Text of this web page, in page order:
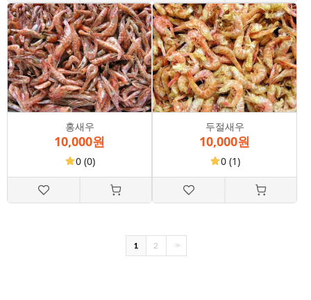
홍새우
10,000원
0 (0)
두절새우
10,000원
0 (1)
1 2 >>